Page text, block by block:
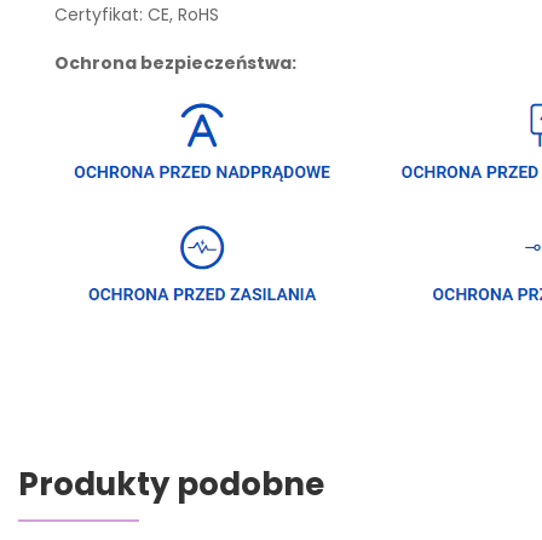
Certyfikat: CE, RoHS
Ochrona bezpieczeństwa:
Produkty podobne